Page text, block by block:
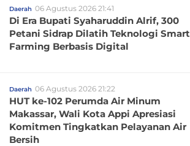
Daerah 06 Agustus 2026 21:41
Di Era Bupati Syaharuddin Alrif, 300
Petani Sidrap Dilatih Teknologi Smart
Farming Berbasis Digital
Daerah 06 Agustus 2026 21:22
HUT ke-102 Perumda Air Minum
Makassar, Wali Kota Appi Apresiasi
Komitmen Tingkatkan Pelayanan Air
Bersih